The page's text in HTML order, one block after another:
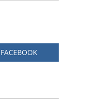
FACEBOOK